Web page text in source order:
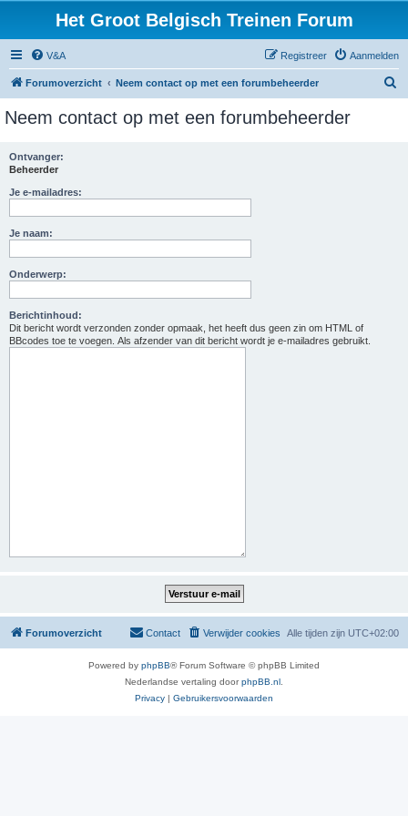
Het Groot Belgisch Treinen Forum
V&A Aanmelden
Registreer
Forumoverzicht Neem contact op met een forumbeheerder
Neem contact op met een forumbeheerder
Ontvanger:
Beheerder
Je e-mailadres:
Je naam:
Onderwerp:
Berichtinhoud:
Dit bericht wordt verzonden zonder opmaak, het heeft dus geen zin om HTML of
BBcodes toe te voegen. Als afzender van dit bericht wordt je e-mailadres gebruikt.
Forumoverzicht Alle tijden zijn UTC+02:00
Verwijder cookies
Contact
Powered by phpBB® Forum Software © phpBB Limited
Nederlandse vertaling doorphpBB.nl
Privacy | Gebruikersvoorwaarden